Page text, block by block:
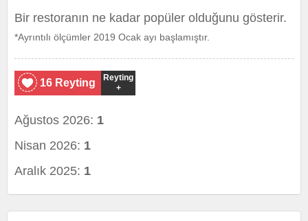
Bir restoranın ne kadar popüler olduğunu gösterir.
*Ayrıntılı ölçümler 2019 Ocak ayı başlamıştır.
16 Reyting
Reyting
+
Ağustos 2026: 1
Nisan 2026: 1
Aralık 2025: 1